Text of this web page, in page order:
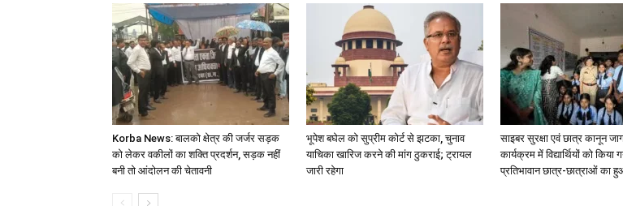
Korba News: बालको क्षेत्र की जर्जर सड़क
को लेकर वकीलों का शक्ति प्रदर्शन, सड़क नहीं
बनी तो आंदोलन की चेतावनी
भूपेश बघेल को सुप्रीम कोर्ट से झटका, चुनाव
याचिका खारिज करने की मांग ठुकराई; ट्रायल
जारी रहेगा
साइबर सुरक्षा एवं छात्र कानून
कार्यक्रम में विद्यार्थियों को किया
प्रतिभावान छात्र-छात्राओं का